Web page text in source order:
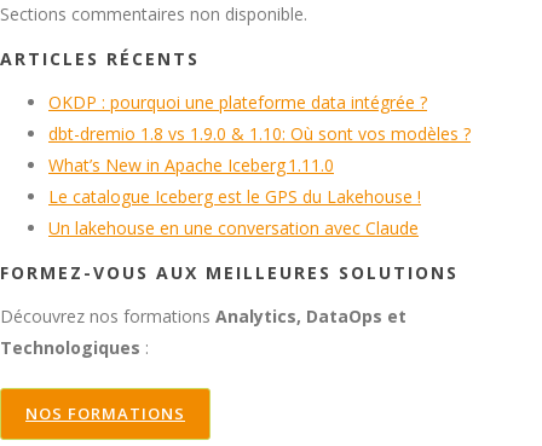
Sections commentaires non disponible.
ARTICLES RÉCENTS
OKDP : pourquoi une plateforme data intégrée ?
dbt-dremio 1.8 vs 1.9.0 & 1.10: Où sont vos modèles ?
What’s New in Apache Iceberg 1.11.0
Le catalogue Iceberg est le GPS du Lakehouse !
Un lakehouse en une conversation avec Claude
FORMEZ-VOUS AUX MEILLEURES SOLUTIONS
Découvrez nos formations Analytics, DataOps et
Technologiques :
NOS FORMATIONS